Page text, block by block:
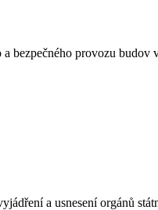
a bezpečného provozu
a usnesení orgánů